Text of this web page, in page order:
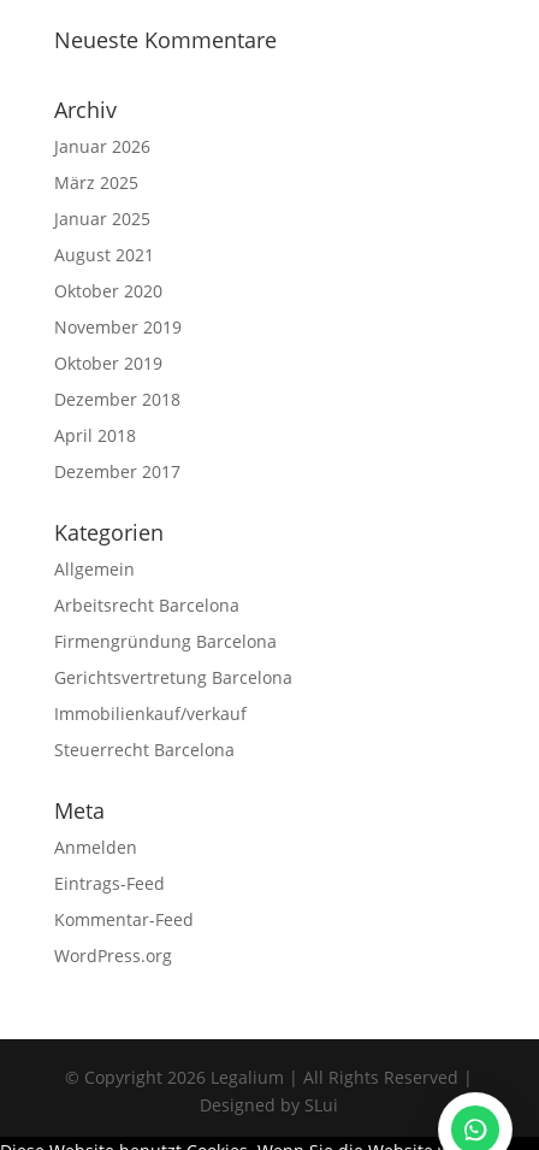
Neueste Kommentare
Archiv
Januar 2026
März 2025
Januar 2025
August 2021
Oktober 2020
November 2019
Oktober 2019
Dezember 2018
April 2018
Dezember 2017
Kategorien
Allgemein
Arbeitsrecht Barcelona
Firmengründung Barcelona
Gerichtsvertretung Barcelona
Immobilienkauf/verkauf
Steuerrecht Barcelona
Meta
Anmelden
Eintrags-Feed
Kommentar-Feed
WordPress.org
© Copyright 2026 Legalium | All Rights Reserved |
Designed by SLui
Legalium | Recht und Steuern Spanien
Hola und herzlich willkommen!
Sie wünschen sich rechtliche Sicherheit für Ihr
Immobilienkauf, Erbschaft, Firmengründung). Wir